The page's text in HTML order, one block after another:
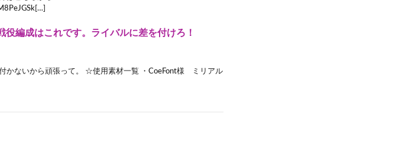
編成はこれです。ライバルに差を付けろ！
かないから頑張って。 ☆使用素材一覧 ・CoeFont様 ミリアル